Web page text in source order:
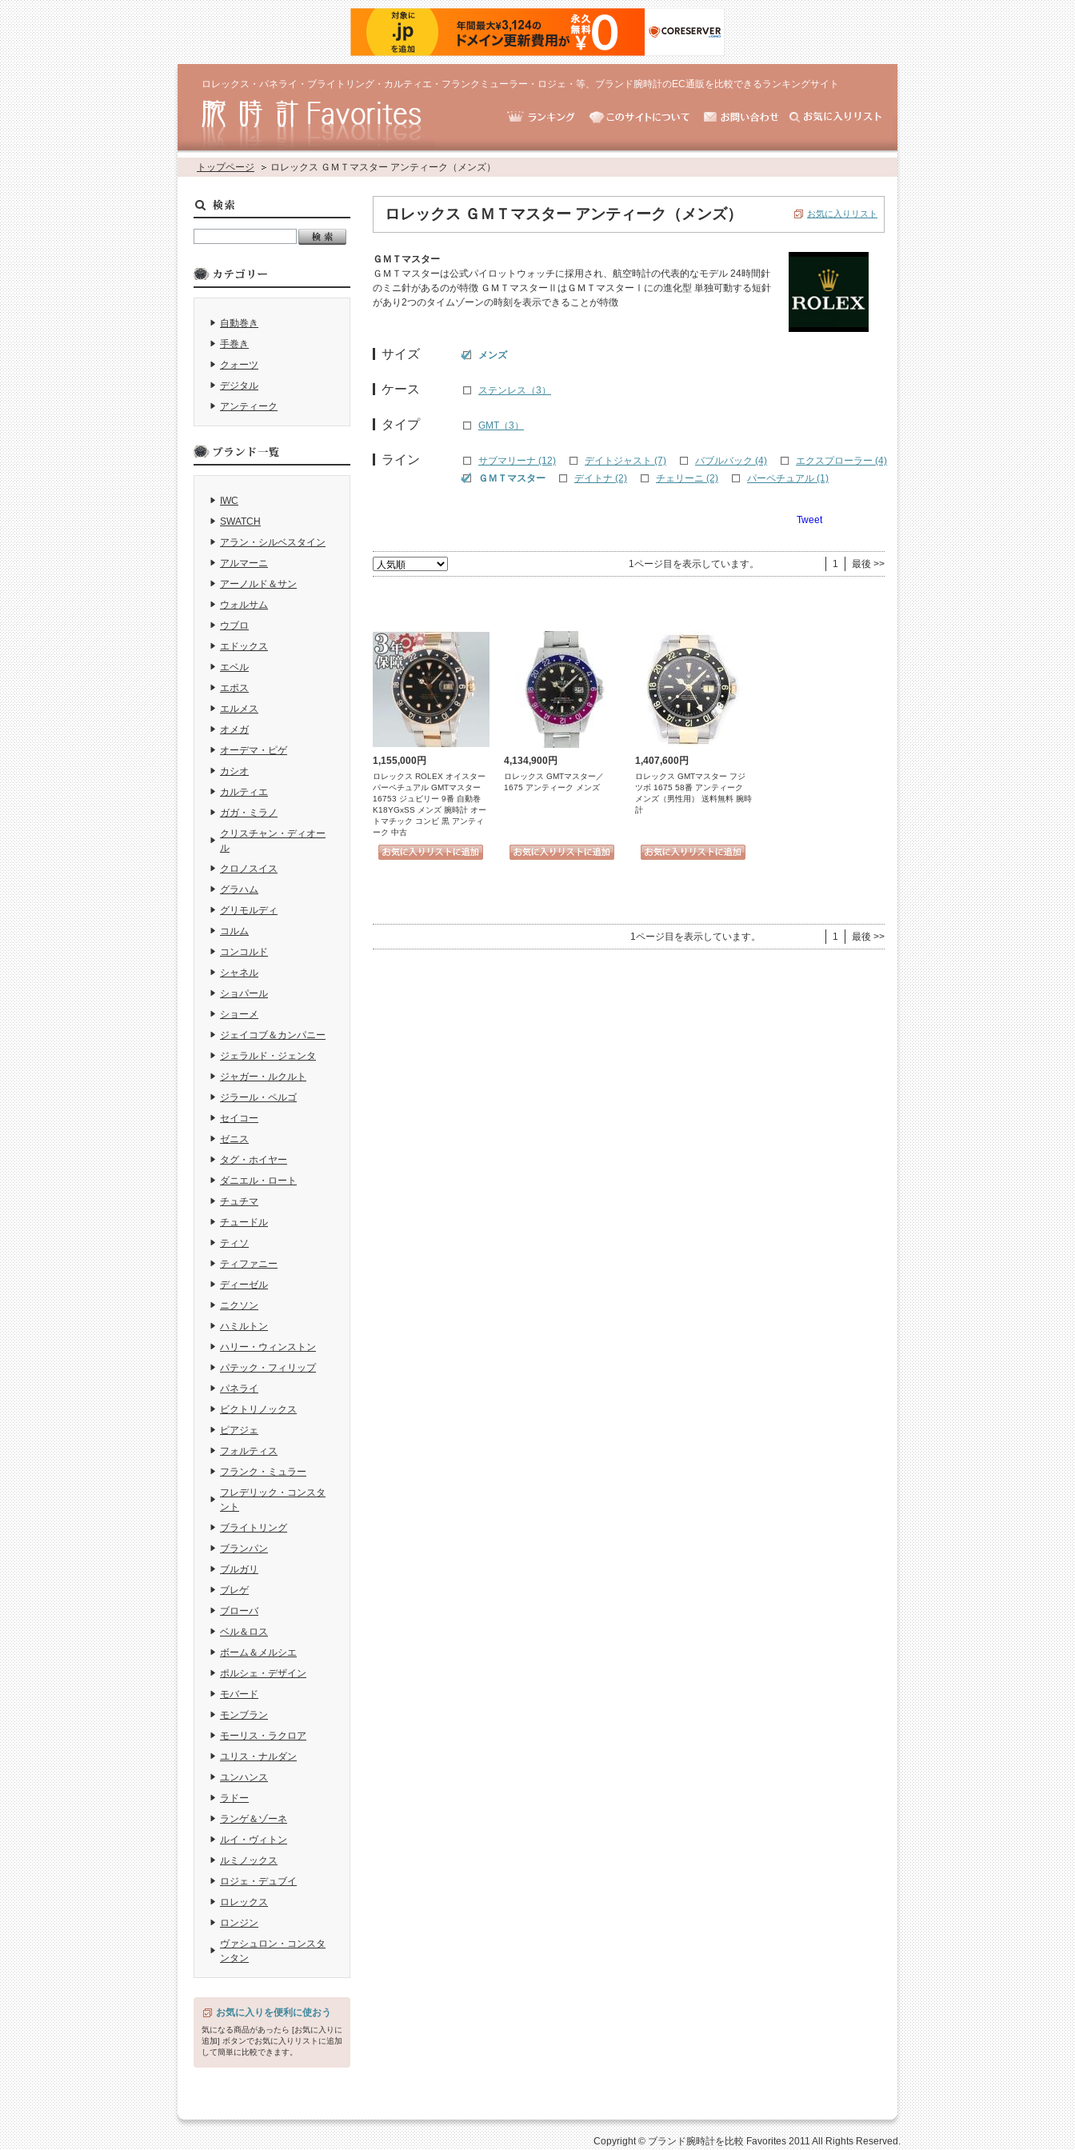
ロレックス・パネライ・ブライトリング・カルティエ・フランクミューラー・ロジェ・等、ブランド腕時計のEC通販を比較できるランキングサイト
トップページ ロレックス ＧＭＴマスター アンティーク（メンズ）
ロレックス ＧＭＴマスター アンティーク（メンズ） お気に入りリスト
ＧＭＴマスター
ＧＭＴマスターは公式パイロットウォッチに採用され、航空時計の代表的なモデル 24時間針
のミニ針があるのが特徴 ＧＭＴマスターⅡはＧＭＴマスターⅠにの進化型 単独可動する短針
があり2つのタイムゾーンの時刻を表示できることが特徴
サイズ メンズ
ケース ステンレス（3）
タイプ GMT（3）
ライン サブマリーナ (12) デイトジャスト (7) バブルバック (4)
エクスプローラー (4)
ＧＭＴマスター
デイトナ (2) チェリーニ (2) パーペチュアル (1)
Tweet
1ページ目を表示しています。 1 最後 >>
1,155,000円 4,134,900円 1,407,600円
ロレックス ROLEX オイスター
パーペチュアル GMTマスター
16753 ジュビリー 9番 自動巻
K18YGxSS メンズ 腕時計 オー
トマチック コンビ 黒 アンティ
ーク 中古
ロレックス GMTマスター／
1675 アンティーク メンズ
ロレックス GMTマスター フジ
ツボ 1675 58番 アンティーク
メンズ（男性用） 送料無料 腕時
計
1ページ目を表示しています。 1 最後 >>
自動巻き
手巻き
クォーツ
デジタル
アンティーク
IWC
SWATCH
アラン・シルベスタイン
アルマーニ
アーノルド＆サン
ウォルサム
ウブロ
エドックス
エベル
エポス
エルメス
オメガ
オーデマ・ピゲ
カシオ
カルティエ
ガガ・ミラノ
クリスチャン・ディオー
ル
クロノスイス
グラハム
グリモルディ
コルム
コンコルド
シャネル
ショパール
ショーメ
ジェイコブ＆カンパニー
ジェラルド・ジェンタ
ジャガー・ルクルト
ジラール・ペルゴ
セイコー
ゼニス
タグ・ホイヤー
ダニエル・ロート
チュチマ
チュードル
ティソ
ティファニー
ディーゼル
ニクソン
ハミルトン
ハリー・ウィンストン
パテック・フィリップ
パネライ
ビクトリノックス
ピアジェ
フォルティス
フランク・ミュラー
フレデリック・コンスタ
ント
ブライトリング
ブランパン
ブルガリ
ブレゲ
ブローバ
ベル＆ロス
ボーム＆メルシエ
ポルシェ・デザイン
モバード
モンブラン
モーリス・ラクロア
ユリス・ナルダン
ユンハンス
ラドー
ランゲ＆ゾーネ
ルイ・ヴィトン
ルミノックス
ロジェ・デュブイ
ロレックス
ロンジン
ヴァシュロン・コンスタ
ンタン
お気に入りを便利に使おう
気になる商品があったら [お気に入りに
追加] ボタンでお気に入りリストに追加
して簡単に比較できます。
Copyright © ブランド腕時計を比較 Favorites 2011 All Rights Reserved.